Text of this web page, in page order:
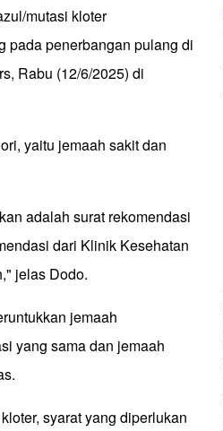
mutasi kloter
pada penerbangan pulang di
Rabu (12/6/2025) di
yaitu jemaah sakit dan
adalah surat rekomendasi
dari Klinik Kesehatan
jelas Dodo.
jemaah
yang sama dan jemaah
syarat yang diperlukan